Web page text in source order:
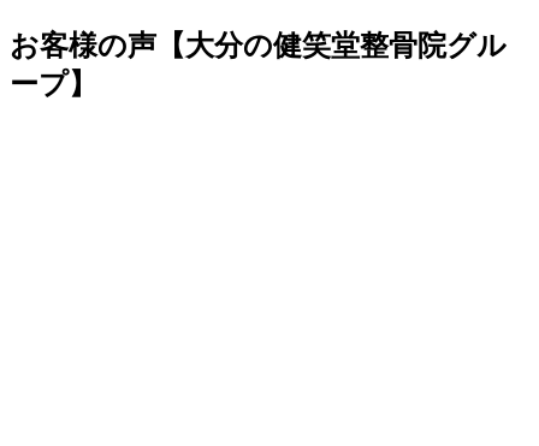
お客様の声【大分の健笑堂整骨院グル
ープ】